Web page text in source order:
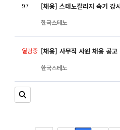
97 [채용] 스테노칼리지 속기 강
한국스테노
열람중 [채용] 사무직 사원 채용 공
한국스테노